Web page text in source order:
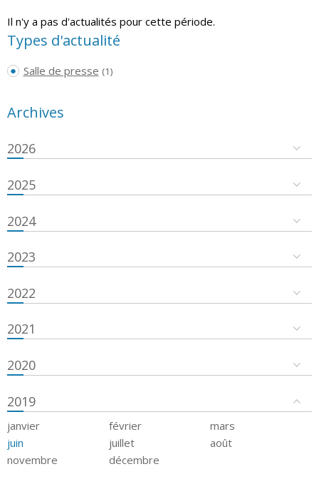
Il n'y a pas d'actualités pour cette période.
Types d'actualité
Salle de presse (1)
Archives
2026
2025
2024
2023
2022
2021
2020
2019
janvier février
mars
juin
juillet
août
novembre
décembre